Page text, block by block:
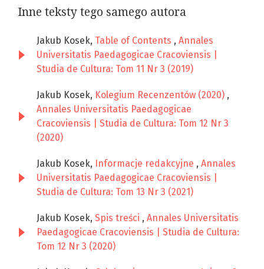
Inne teksty tego samego autora
Jakub Kosek, Table of Contents , Annales
Universitatis Paedagogicae Cracoviensis |
Studia de Cultura: Tom 11 Nr 3 (2019)
Jakub Kosek, Kolegium Recenzentów (2020) ,
Annales Universitatis Paedagogicae
Cracoviensis | Studia de Cultura: Tom 12 Nr 3
(2020)
Jakub Kosek, Informacje redakcyjne , Annales
Universitatis Paedagogicae Cracoviensis |
Studia de Cultura: Tom 13 Nr 3 (2021)
Jakub Kosek, Spis treści , Annales Universitatis
Paedagogicae Cracoviensis | Studia de Cultura:
Tom 12 Nr 3 (2020)